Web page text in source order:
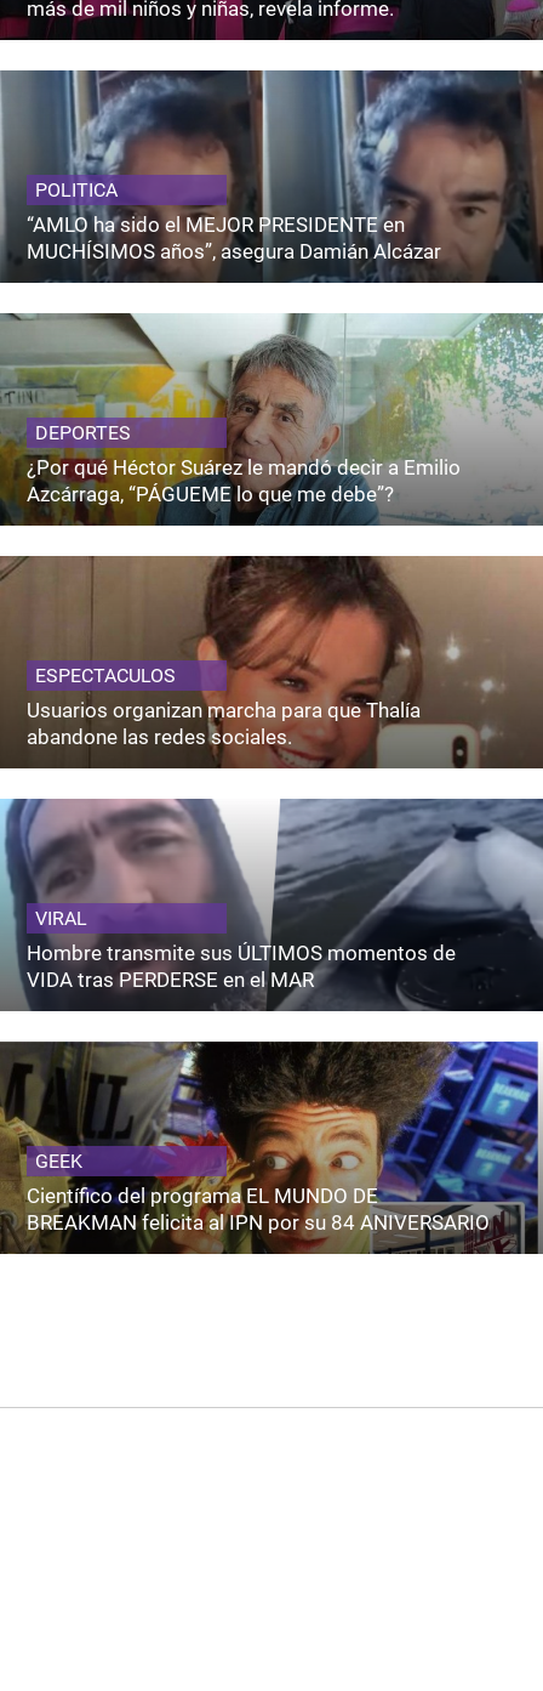
más de mil niños y niñas, revela informe.
POLITICA
“AMLO ha sido el MEJOR PRESIDENTE en
MUCHÍSIMOS años”, asegura Damián Alcázar
DEPORTES
¿Por qué Héctor Suárez le mandó decir a Emilio
Azcárraga, “PÁGUEME lo que me debe”?
ESPECTACULOS
Usuarios organizan marcha para que Thalía
abandone las redes sociales.
VIRAL
Hombre transmite sus ÚLTIMOS momentos de
VIDA tras PERDERSE en el MAR
GEEK
Científico del programa EL MUNDO DE
BREAKMAN felicita al IPN por su 84 ANIVERSARIO